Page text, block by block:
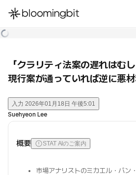
한국어
「クラリティ法案の遅れはむ
現行案が通っていれば逆に悪材
入力 2026年01月18日 午後5:01
Suehyeon Lee
概要 STAT AIのご案内
市場アナリストのミカエル・バン